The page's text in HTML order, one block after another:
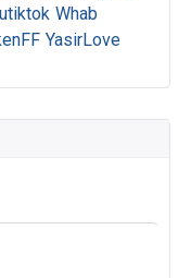
Whab
YasirLove